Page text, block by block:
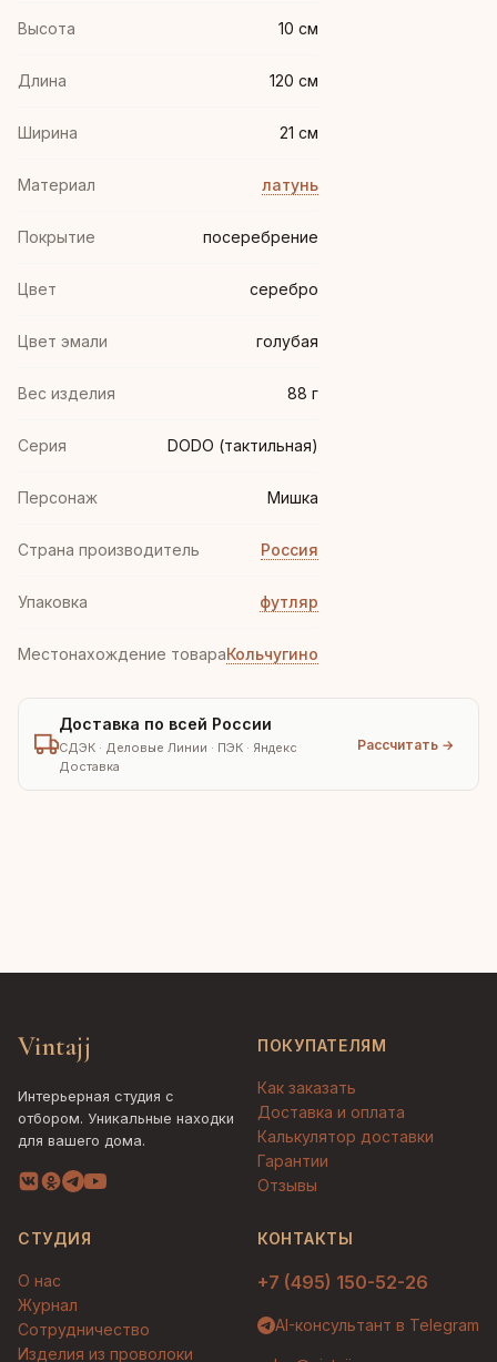
Высота 10 см
Длина 120 см
Ширина 21 см
Материал латунь
Покрытие посеребрение
Цвет серебро
Цвет эмали голубая
Вес изделия 88 г
Серия DODO (тактильная)
Персонаж Мишка
Страна производитель Россия
Упаковка футляр
Местонахождение товараКольчугино
Доставка по всей России
СДЭК · Деловые Линии · ПЭК · Яндекс
Доставка
Рассчитать →
Vintajj
Интерьерная студия с
отбором. Уникальные находки
для вашего дома.
ПОКУПАТЕЛЯМ
Как заказать
Доставка и оплата
Калькулятор доставки
Гарантии
Отзывы
СТУДИЯ
О нас
Журнал
Сотрудничество
Изделия из проволоки
КОНТАКТЫ
+7 (495) 150-52-26
AI-консультант в Telegram